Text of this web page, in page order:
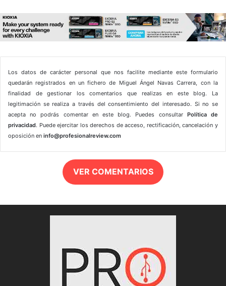
Los datos de carácter personal que nos facilite mediante este formulario
quedarán registrados en un fichero de Miguel Ángel Navas Carrera, con la
finalidad de gestionar los comentarios que realizas en este blog. La
legitimación se realiza a través del consentimiento del interesado. Si no se
acepta no podrás comentar en este blog. Puedes consultar Política de
privacidad. Puede ejercitar los derechos de acceso, rectificación, cancelación y
oposición en info@profesionalreview.com
VER COMENTARIOS